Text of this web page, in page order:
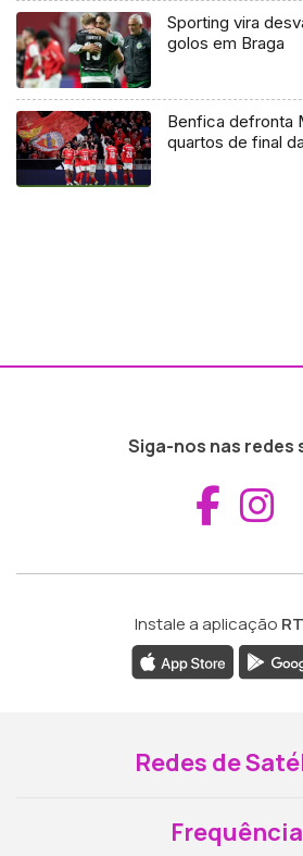
Sporting vira
golos em Braga
Benfica defronta
quartos de final
Siga-nos nas redes
Instale a aplicação
Redes de